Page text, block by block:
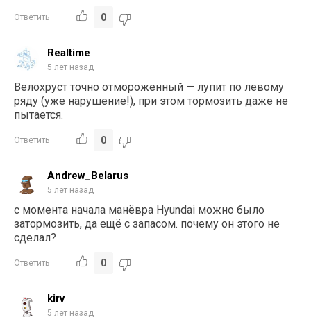
Ответить 0
Realtime
5 лет назад
Велохруст точно отмороженный — лупит по левому
ряду (уже нарушение!), при этом тормозить даже не
пытается.
Ответить 0
Andrew_Belarus
5 лет назад
с момента начала манёвра Hyundai можно было
затормозить, да ещё с запасом. почему он этого не
сделал?
Ответить 0
kirv
5 лет назад